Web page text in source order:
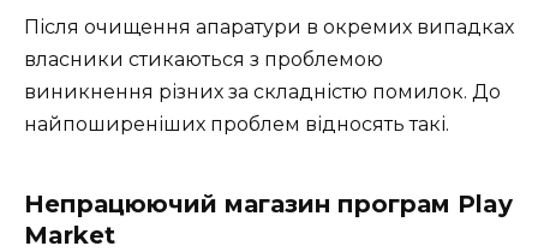
Після очищення апаратури в окремих випадках
власники стикаються з проблемою
виникнення різних за складністю помилок. До
найпоширеніших проблем відносять такі.
Непрацюючий магазин програм Play
Market